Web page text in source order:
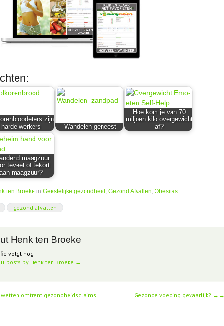
zijn
harde werkers
Wandelen geneest
Hoe kom je van 70
miljoen kilo overgewicht
af?
maagzuur
teveel of tekort
aan maagzuur?
ten Broeke in Geestelijke gezondheid, Gezond Afvallen, Obesitas
gezond afvallen
Henk ten Broeke
volgt nog.
posts by Henk ten Broeke →
omtrent gezondheidsclaims Gezonde voeding gevaarlijk? →